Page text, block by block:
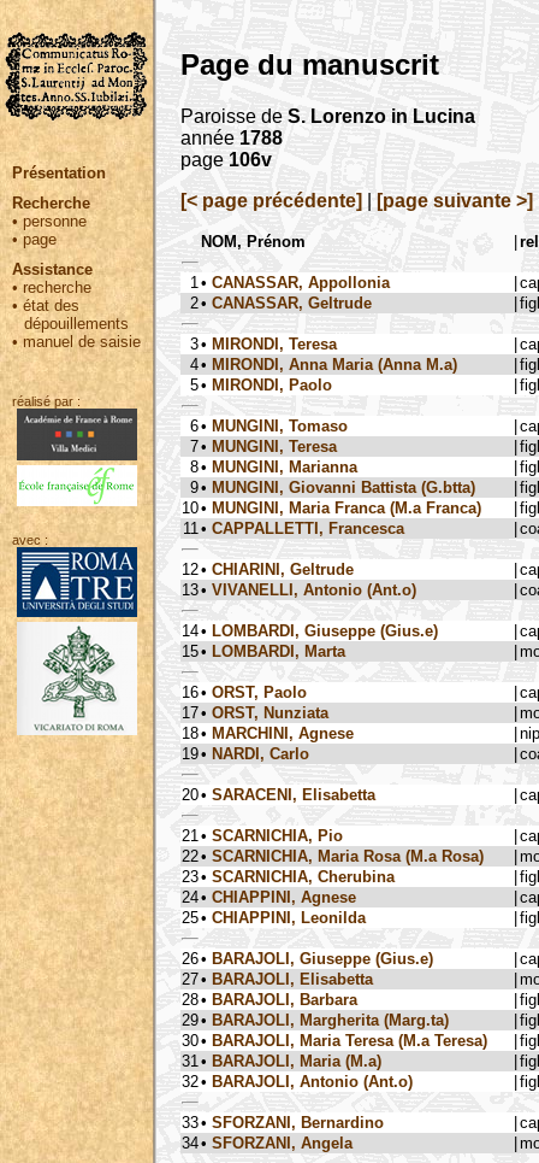
Présentation
Recherche
• personne
•page
Assistance
• recherche
•état des
dépouillements
•manuel de saisie
réalisé par :
avec :
Page du manuscrit
Paroisse de S. Lorenzo in Lucina
année 1788
page 106v
[< page précédente]
[page suivante >]
NOM, Prénom
1 • CANASSAR, Appollonia
2• CANASSAR, Geltrude
3• MIRONDI, Teresa
4• MIRONDI, Anna Maria (Anna M.a)
5• MIRONDI, Paolo
6• MUNGINI, Tomaso
7• MUNGINI, Teresa
8• MUNGINI, Marianna
9• MUNGINI, Giovanni Battista (G.btta)
10• MUNGINI, Maria Franca (M.a Franca)
11 • CAPPALLETTI, Francesca
12• CHIARINI, Geltrude
13• VIVANELLI, Antonio (Ant.o)
14• LOMBARDI, Giuseppe (Gius.e)
15• LOMBARDI, Marta
16• ORST, Paolo
17• ORST, Nunziata
18• MARCHINI, Agnese
19• NARDI, Carlo
20• SARACENI, Elisabetta
21 • SCARNICHIA, Pio
22• SCARNICHIA, Maria Rosa (M.a Rosa)
23• SCARNICHIA, Cherubina
24• CHIAPPINI, Agnese
25• CHIAPPINI, Leonilda
26• BARAJOLI, Giuseppe (Gius.e)
27• BARAJOLI, Elisabetta
28• BARAJOLI, Barbara
29• BARAJOLI, Margherita (Marg.ta)
30• BARAJOLI, Maria Teresa (M.a Teresa)
31 • BARAJOLI, Maria (M.a)
32• BARAJOLI, Antonio (Ant.o)
33• SFORZANI, Bernardino
34• SFORZANI, Angela